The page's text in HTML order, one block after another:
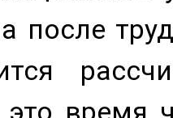
после
это время